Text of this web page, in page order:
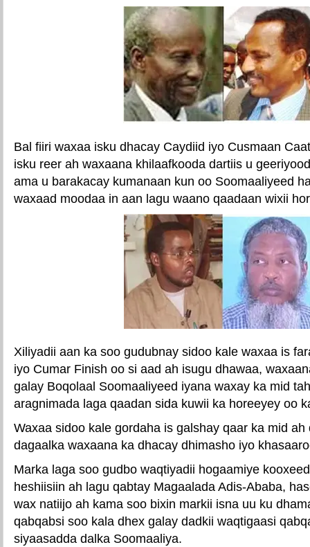
Bal fiiri waxaa isku dhacay Caydiid iyo Cusmaan
isku reer ah waxaana khilaafkooda dartiis u
ama u barakacay kumanaan kun oo Soomaaliyeed
waxaad moodaa in aan lagu waano qaadaan wixii
Xiliyadii aan ka soo gudubnay sidoo kale waxaa is
iyo Cumar Finish oo si aad ah isugu dhawaa,
galay Boqolaal Soomaaliyeed iyana waxay ka mid
aragnimada laga qaadan sida kuwii ka horeeyey oo
Waxaa sidoo kale gordaha is galshay qaar ka mid ah
dagaalka waxaana ka dhacay dhimasho iyo
Marka laga soo gudbo waqtiyadii hogaamiye
heshiisiin ah lagu qabtay Magaalada Adis-Ababa,
wax natiijo ah kama soo bixin markii isna uu ku
qabqabsi soo kala dhex galay dadkii waqtigaasi
siyaasadda dalka Soomaaliya.